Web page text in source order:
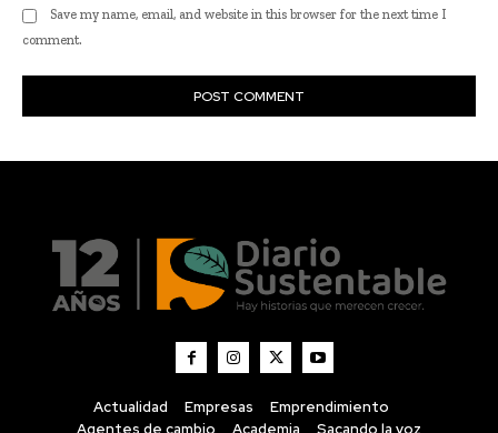
Actualidad Empresas
Emprendimiento
Agentes de cambio
Academia Sacando la voz